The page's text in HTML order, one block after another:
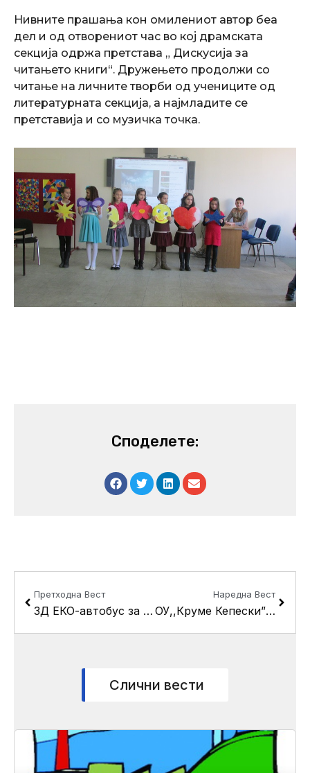
Нивните прашања кон омилениот автор беа
дел и од отворениот час во кој драмската
секција одржа претстава „ Дискусија за
читањето книги“. Дружењето продолжи со
читање на личните творби од учениците од
литературната секција, а најмладите се
претставија и со музичка точка.
Споделете:
Претходна Вест
3Д ЕКО-автобус за едукација на учениците од ОУ „Рајко Жинзифов, симбол на кинеско-македонското пријателство”
Наредна Вест
ОУ,,Круме Кепески” од општина Кисела Вода државен првак во карате
Слични вести